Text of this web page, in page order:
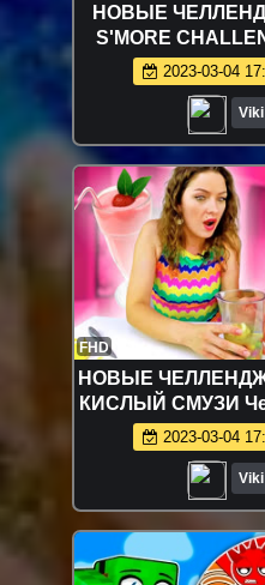
НОВЫЕ
S'MORE
Костре
Челлендж Вика
Вики
2023-03-04
FHD
НОВЫЕ
КИСЛЫЙ СМУЗИ
Новый 2017
Toxic Waste
2023-03-04